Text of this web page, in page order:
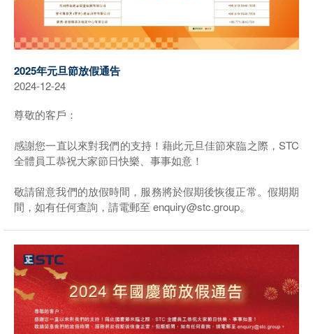
2025年元旦節放假通告
2024-12-24
尊敬的客戶：
感謝您一直以來對我們的支持！藉此元旦佳節來臨之際，STC
全體員工恭祝大家節日快樂、事事如意！
敬請留意我們的放假時間，服務將於假期後恢復正常。假期期
間，如有任何查詢，請電郵至 enquiry@stc.group。